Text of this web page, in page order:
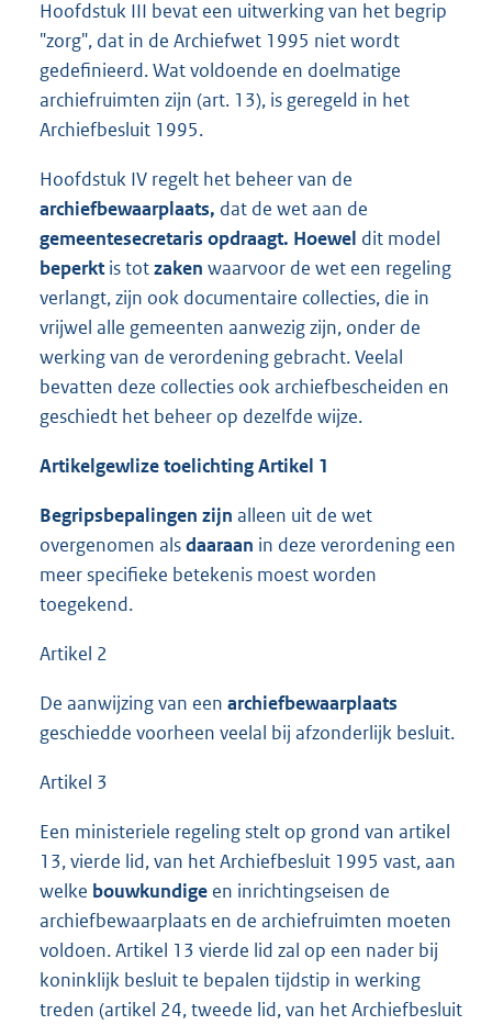
Hoofdstuk III bevat een uitwerking van het begrip
"zorg", dat in de Archiefwet 1995 niet wordt
gedefinieerd. Wat voldoende en doelmatige
archiefruimten zijn (art. 13), is geregeld in het
Archiefbesluit 1995.
Hoofdstuk IV regelt het beheer van de
archiefbewaarplaats, dat de wet aan de
gemeentesecretaris opdraagt. Hoewel dit model
beperktis totzaken waarvoor de wet een regeling
verlangt, zijn ook documentaire collecties, die in
vrijwel alle gemeenten aanwezig zijn, onder de
werking van de verordening gebracht. Veelal
bevatten deze collecties ook archiefbescheiden en
geschiedt het beheer op dezelfde wijze.
Artikelgewlize toelichting Artikel 1
Begripsbepalingen zijn alleen uit de wet
overgenomen alsdaaraan in deze verordening een
meer specifieke betekenis moest worden
toegekend.
Artikel 2
De aanwijzing van een archiefbewaarplaats
geschiedde voorheen veelal bij afzonderlijk besluit.
Artikel 3
Een ministeriele regeling stelt op grond van artikel
13, vierde lid, van het Archiefbesluit 1995 vast, aan
welke bouwkundige en inrichtingseisen de
archiefbewaarplaats en de archiefruimten moeten
voldoen. Artikel 13 vierde lid zal op een nader bij
koninklijk besluit te bepalen tijdstip in werking
treden (artikel 24, tweede lid, van het Archiefbesluit